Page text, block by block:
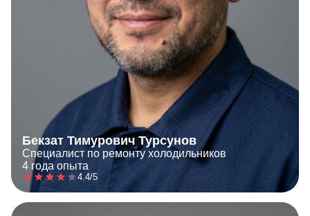
Бекзат Тимурович Турсунов
Специалист по ремонту холодильников
4 года опыта
4.4/5